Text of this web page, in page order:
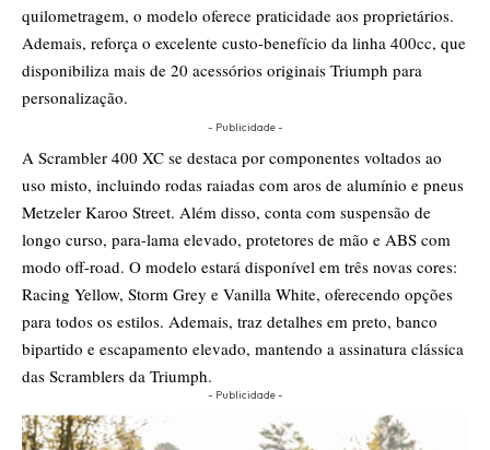
quilometragem, o modelo oferece praticidade aos proprietários.
Ademais, reforça o excelente custo-benefício da linha 400cc, que
disponibiliza mais de 20 acessórios originais Triumph para
personalização.
- Publicidade -
A Scrambler 400 XC se destaca por componentes voltados ao
uso misto, incluindo rodas raiadas com aros de alumínio e pneus
Metzeler Karoo Street. Além disso, conta com suspensão de
longo curso, para-lama elevado, protetores de mão e ABS com
modo off-road. O modelo estará disponível em três novas cores:
Racing Yellow, Storm Grey e Vanilla White, oferecendo opções
para todos os estilos. Ademais, traz detalhes em preto, banco
bipartido e escapamento elevado, mantendo a assinatura clássica
das Scramblers da Triumph.
- Publicidade -